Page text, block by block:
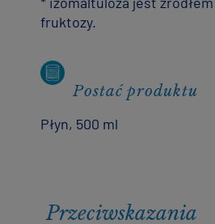
fruktozy.
Postać produktu
Płyn, 500 ml
Przeciwskazania